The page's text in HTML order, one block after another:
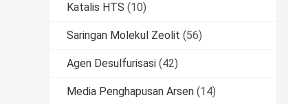
Katalis HTS (10)
Saringan Molekul Zeolit (56)
Agen Desulfurisasi (42)
Media Penghapusan Arsen (14)